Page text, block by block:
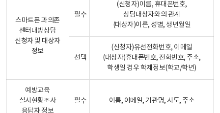
스마트폰 과의존
센터내방상담
신청자 및 대상자
정보
필수
(신청자)이름, 휴대폰번호,
상담대상자와의 관계
(대상자)이른, 성별, 생년월일
선택
(신청자)유선전화번호, 이메일
(대상자)휴대폰번호, 전화번호, 주소,
학생일 경우 학제정보(학교/학년)
예방교육
실시현황조사
응답자 정보
필수 이름, 이메일, 기관명, 시도, 주소